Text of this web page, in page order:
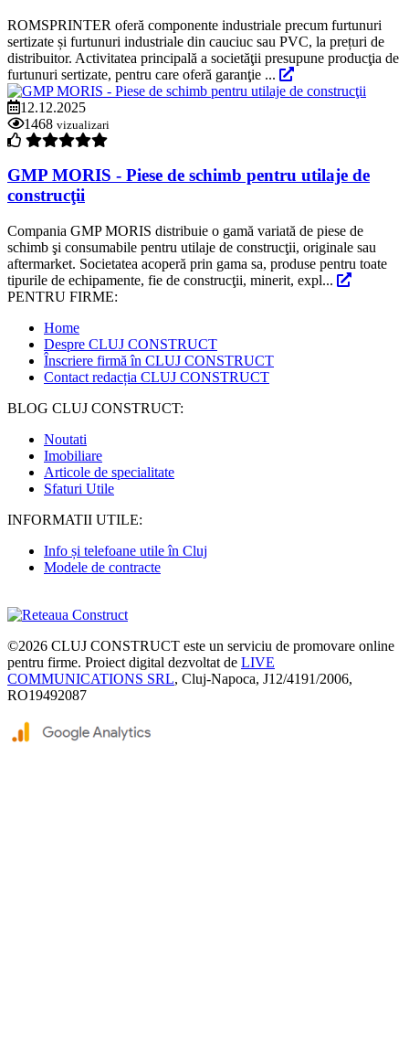
ROMSPRINTER oferă componente industriale precum furtunuri
sertizate și furtunuri industriale din cauciuc sau PVC, la prețuri de
distribuitor. Activitatea principală a societăţii presupune producţia de
furtunuri sertizate, pentru care oferă garanţie ...
12.12.2025
1468 vizualizari
GMP MORIS - Piese de schimb pentru utilaje de
construcţii
Compania GMP MORIS distribuie o gamă variată de piese de
schimb şi consumabile pentru utilaje de construcţii, originale sau
aftermarket. Societatea acoperă prin gama sa, produse pentru toate
tipurile de echipamente, fie de construcţii, minerit, expl...
PENTRU FIRME:
Home
Despre CLUJ CONSTRUCT
Înscriere firmă în CLUJ CONSTRUCT
Contact redacția CLUJ CONSTRUCT
BLOG CLUJ CONSTRUCT:
Noutati
Imobiliare
Articole de specialitate
Sfaturi Utile
INFORMATII UTILE:
Info și telefoane utile în Cluj
Modele de contracte
©2026 CLUJ CONSTRUCT este un serviciu de promovare online
pentru firme. Proiect digital dezvoltat de LIVE
COMMUNICATIONS SRL, Cluj-Napoca, J12/4191/2006,
RO19492087